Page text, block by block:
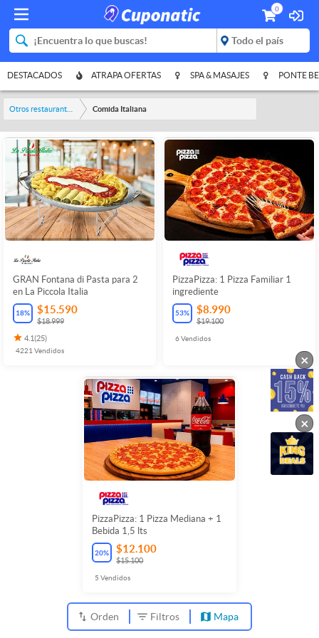
0
DESTACADOS ATRAPA OFERTAS SPA & MASAJES PONTE
Comida Italiana
GRAN Fontana di Pasta para 2
en La Piccola Italia
18% $15.590
$18.999
4.1(25)
4221 Vendidos
PizzaPizza: 1 Pizza Familiar 1
ingrediente
53% $8.990
$19.100
6Vendidos
PizzaPizza: 1 Pizza Mediana + 1
Bebida 1,5 lts
20% $12.100
$15.100
5Vendidos
Orden Filtros Mapa
×
×